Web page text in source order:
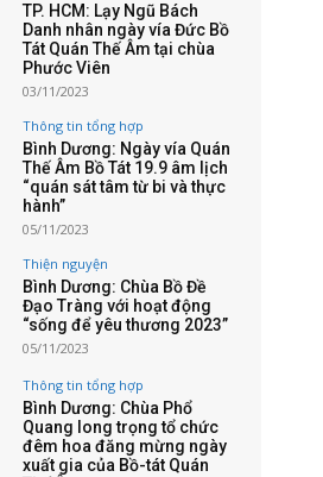
TP. HCM: Lạy Ngũ Bách
Danh nhân ngày vía Đức Bồ
Tát Quán Thế Âm tại chùa
Phước Viên
03/11/2023
Thông tin tổng hợp
Bình Dương: Ngày vía Quán
Thế Âm Bồ Tát 19.9 âm lịch
“quán sát tâm từ bi và thực
hành”
05/11/2023
Thiện nguyện
Bình Dương: Chùa Bồ Đề
Đạo Tràng với hoạt động
“sống để yêu thương 2023”
05/11/2023
Thông tin tổng hợp
Bình Dương: Chùa Phổ
Quang long trọng tổ chức
đêm hoa đăng mừng ngày
xuất gia của Bồ-tát Quán